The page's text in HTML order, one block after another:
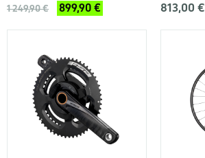
1 249,90 € 899,90 € 813,00 €